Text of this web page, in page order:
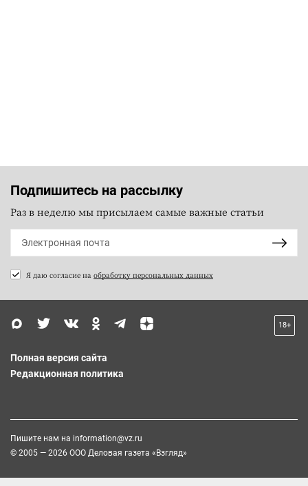
Подпишитесь на рассылку
Раз в неделю мы присылаем самые важные статьи
Я даю согласие на обработку персональных данных
18+
Полная версия сайта
Редакционная политика
Пишите нам на information@vz.ru
© 2005 — 2026 ООО Деловая газета «Взгляд»